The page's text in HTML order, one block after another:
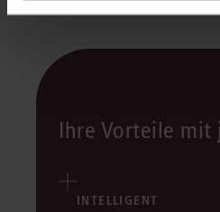
Ihre Vorteile mit
INTELLIGENT